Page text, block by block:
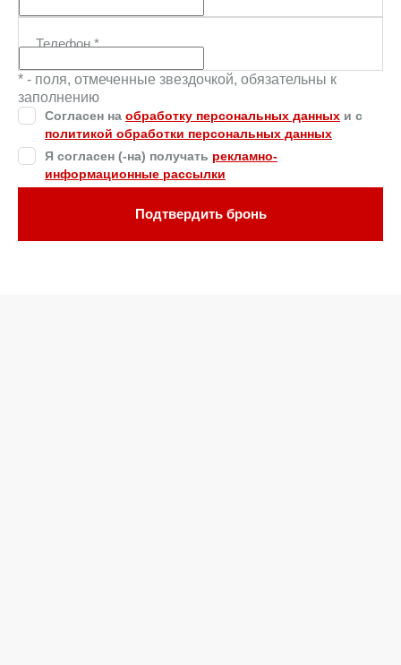
Телефон*
* - поля, отмеченные звездочкой, обязательны к
заполнению
Согласен на обработку персональных данных и c
политикой обработки персональных данных
Я согласен (-на) получать рекламно-
информационные рассылки
Подтвердить бронь